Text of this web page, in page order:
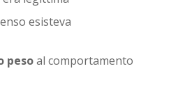
esisteva
pesoal comportamento